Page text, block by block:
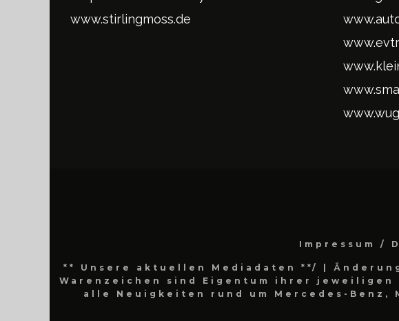
www.stirlingmoss.de
Impressum /
** Unsere aktuellen Mediadaten **/
|
Warenzeichen sind Eigentum ihrer jeweiligen
alle Neuigkeiten rund um Mercedes-Benz,